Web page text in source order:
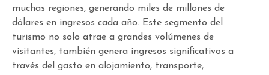
muchas regiones, generando miles de millones de
dólares en ingresos cada año. Este segmento del
turismo no solo atrae a grandes volúmenes de
visitantes, también genera ingresos significativos a
través del gasto en alojamiento, transporte,